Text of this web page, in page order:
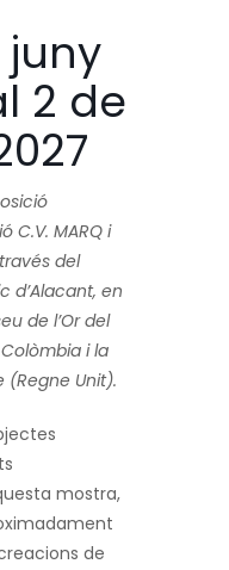
juny
2 de
C.V. MARQ i
del
d’Alacant, en
de l’Or del
i la
(Regne Unit).
mostra,
de